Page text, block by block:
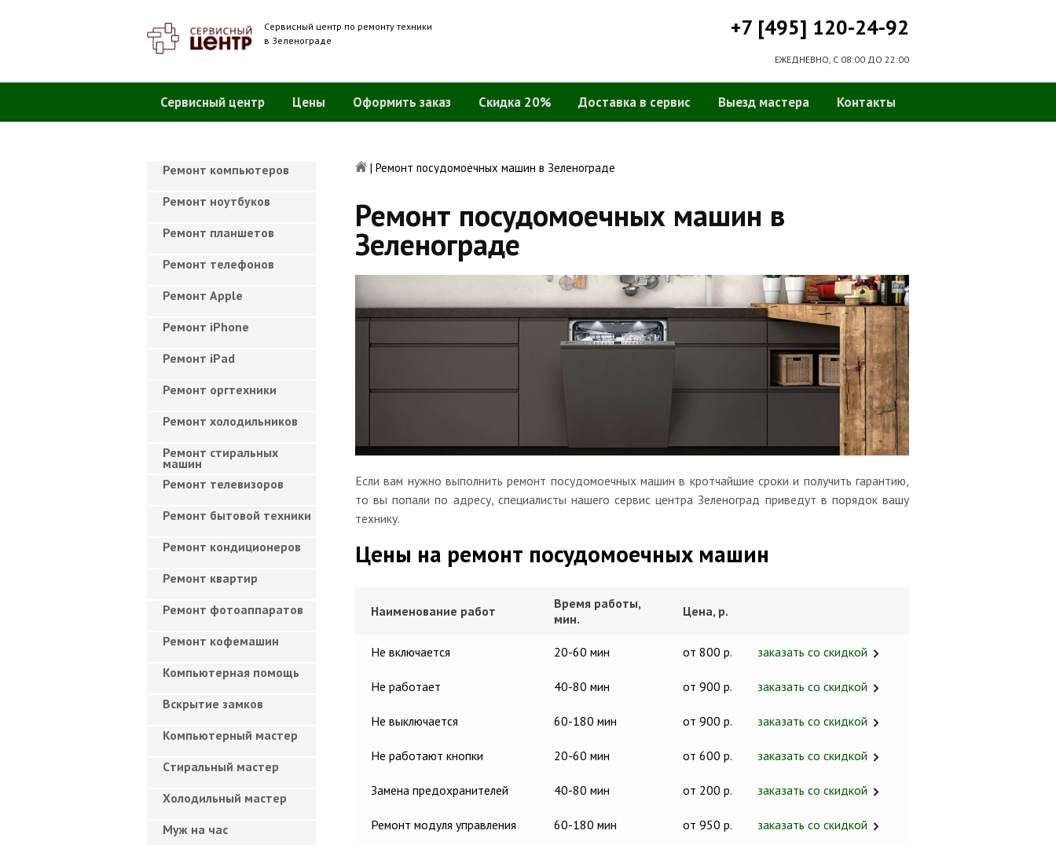
Сервисный центр по ремонту техники
в Зеленограде
+7 [495] 120-24-92
ЕЖЕДНЕВНО, С 08:00 ДО 22:00
Сервисный центр Цены Оформить заказ Скидка 20% Доставка в сервис Выезд мастера Контакты
| Ремонт посудомоечных машин в Зеленограде
Ремонт посудомоечных машин в
Зеленограде
Если вам нужно выполнить ремонт посудомоечных машин в кротчайшие сроки и получить гарантию,
то вы попали по адресу, специалисты нашего сервис центра Зеленоград приведут в порядок вашу
технику.
Цены на ремонт посудомоечных машин
Наименование работ
Время работы,
мин.
Цена, р.
Не включается 20-60 мин от 800 р. заказать со скидкой
Не работает 40-80 мин от 900 р. заказать со скидкой
Не выключается 60-180 мин от 900 р. заказать со скидкой
Не работают кнопки 20-60 мин от 600 р. заказать со скидкой
Замена предохранителей 40-80 мин от 200 р. заказать со скидкой
Ремонт модуля управления 60-180 мин от 950 р. заказать со скидкой
Ремонт компьютеров
Ремонт ноутбуков
Ремонт планшетов
Ремонт телефонов
Ремонт Apple
Ремонт iPhone
Ремонт iPad
Ремонт оргтехники
Ремонт холодильников
Ремонт стиральных
машин
Ремонт телевизоров
Ремонт бытовой техники
Ремонт кондиционеров
Ремонт квартир
Ремонт фотоаппаратов
Ремонт кофемашин
Компьютерная помощь
Вскрытие замков
Компьютерный мастер
Cтиральный мастер
Холодильный мастер
Муж на час